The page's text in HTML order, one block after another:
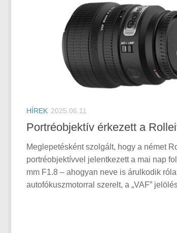
HÍREK 2025.06.11
Portréobjektív érkezett a
Meglepetésként szolgált, hogy a német
portréobjektívvel jelentkezett a mai nap
mm F1.8 – ahogyan neve is árulkodik
autofókuszmotorral szerelt, a „VAF”